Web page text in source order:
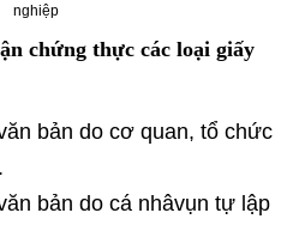
nghiệp
chứng thực các loại giấy
bản do cơ quan, tổ chức
bản do cá nhâvụn tự lập